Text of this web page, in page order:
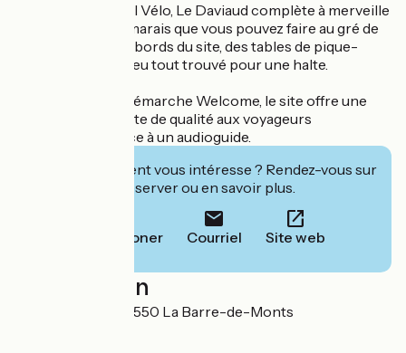
- Labellisé Accueil Vélo, Le Daviaud complète à merveille
la découverte du marais que vous pouvez faire au gré de
vos balades. Aux abords du site, des tables de pique-
nique en font un lieu tout trouvé pour une halte.
- Engagé dans la démarche Welcome, le site offre une
expérience de visite de qualité aux voyageurs
anglophones grâce à un audioguide.
Cet établissement vous intéresse ? Rendez-vous sur
leur site pour réserver ou en savoir plus.
Téléphoner Courriel Site web
Localisation
817 Le Daviaud 85550 La Barre-de-Monts